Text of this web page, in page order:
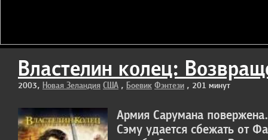
Властелин колец:
2003, Новая Зеландия США , Боевик Фэнтези , 201 минут
Армия Сарумана
Сэму удается сбежать от